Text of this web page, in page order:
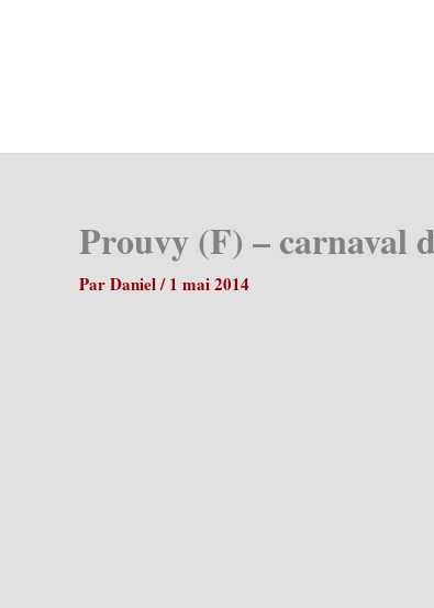
Prouvy (F) – carnaval
ParDaniel/1 mai 2014